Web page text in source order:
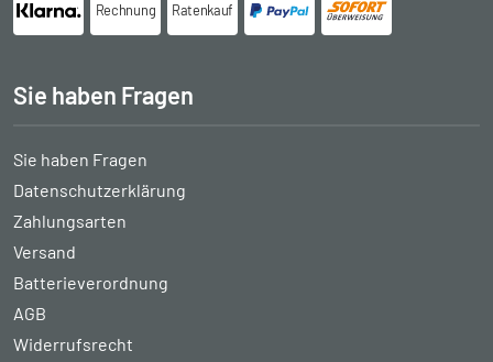
Rechnung Ratenkauf
Sie haben Fragen
Sie haben Fragen
Datenschutzerklärung
Zahlungsarten
Versand
Batterieverordnung
AGB
Widerrufsrecht